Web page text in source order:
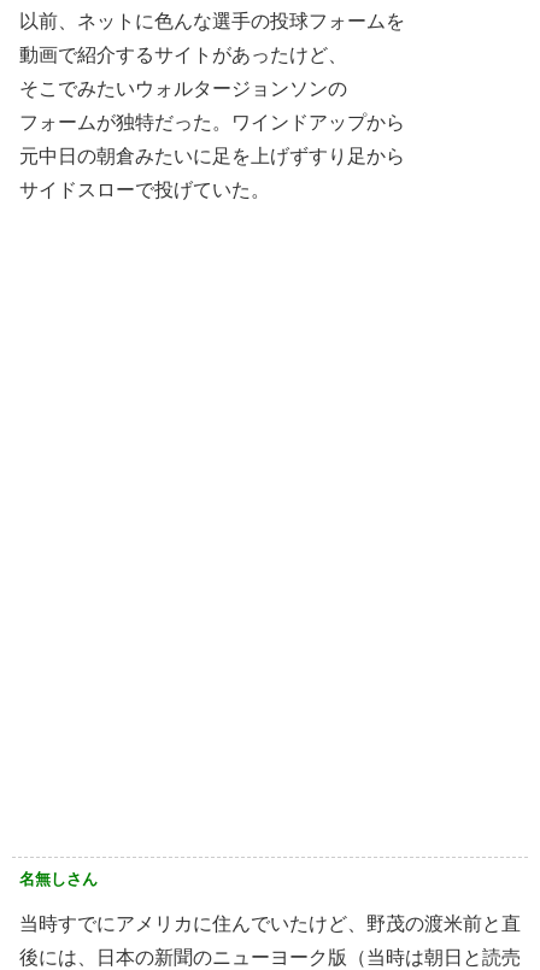
以前、ネットに色んな選手の投球フォームを
動画で紹介するサイトがあったけど、
そこでみたいウォルタージョンソンの
フォームが独特だった。ワインドアップから
元中日の朝倉みたいに足を上げずすり足から
サイドスローで投げていた。
名無しさん
当時すでにアメリカに住んでいたけど、野茂の渡米前と直
後には、日本の新聞のニューヨーク版（当時は朝日と読売